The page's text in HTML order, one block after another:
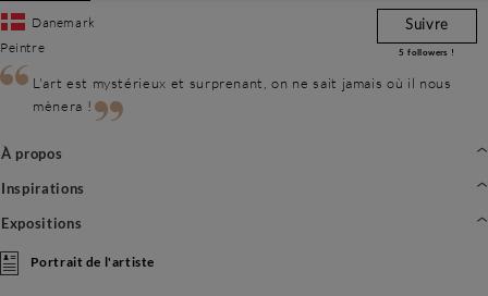
Danemark
Peintre
Suivre
5 followers !
L'art est mystérieux et surprenant, on ne sait jamais où il nous
mènera !
À propos
Inspirations
Expositions
Portrait de l'artiste